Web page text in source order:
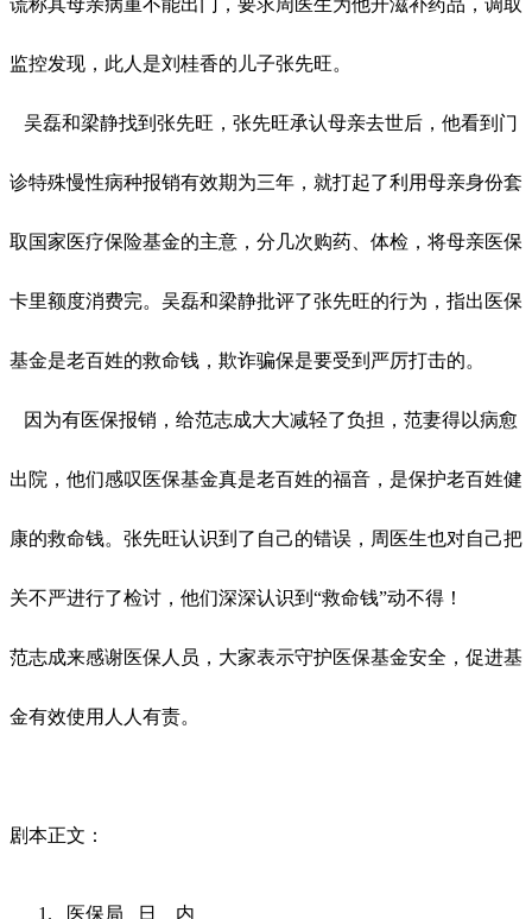
监控发现，此人是刘桂香的儿子张先旺。
吴磊和梁静找到张先旺，张先旺承认母亲去世后，他看到门
诊特殊慢性病种报销有效期为三年，就打起了利用母亲身份套
取国家医疗保险基金的主意，分几次购药、体检，将母亲医保
卡里额度消费完。吴磊和梁静批评了张先旺的行为，指出医保
基金是老百姓的救命钱，欺诈骗保是要受到严厉打击的。
因为有医保报销，给范志成大大减轻了负担，范妻得以病愈
出院，他们感叹医保基金真是老百姓的福音，是保护老百姓健
康的救命钱。张先旺认识到了自己的错误，周医生也对自己把
关不严进行了检讨，他们深深认识到 “救命钱”动不得！
范志成来感谢医保人员，大家表示守护医保基金安全，促进基
金有效使用人人有责。
剧本正文：
医保局 日 内